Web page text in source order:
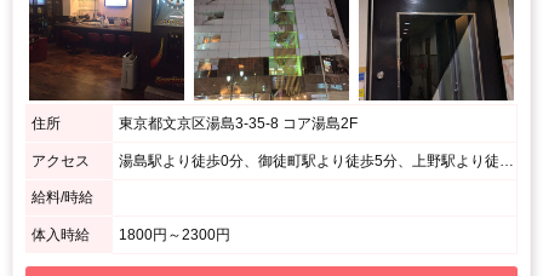
住所 東京都文京区湯島3-35-8 コア湯島2F
アクセス 湯島駅より徒歩0分、御徒町駅より徒歩5分、上野駅より徒歩10分
給料/時給
体入時給 1800円～2300円